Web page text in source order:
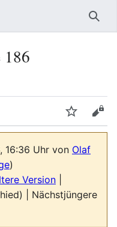
186
16:36 Uhr von Olaf
)
Version
| Nächstjüngere